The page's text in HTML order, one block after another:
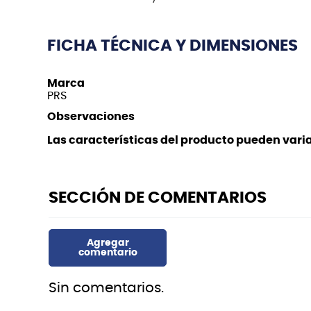
FICHA TÉCNICA Y DIMENSIONES
Marca
PRS
Observaciones
Las características del producto pueden
Sin comentarios.